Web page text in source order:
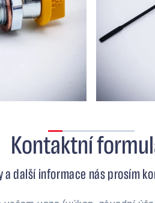
Kontaktní
a další informace nás prosím